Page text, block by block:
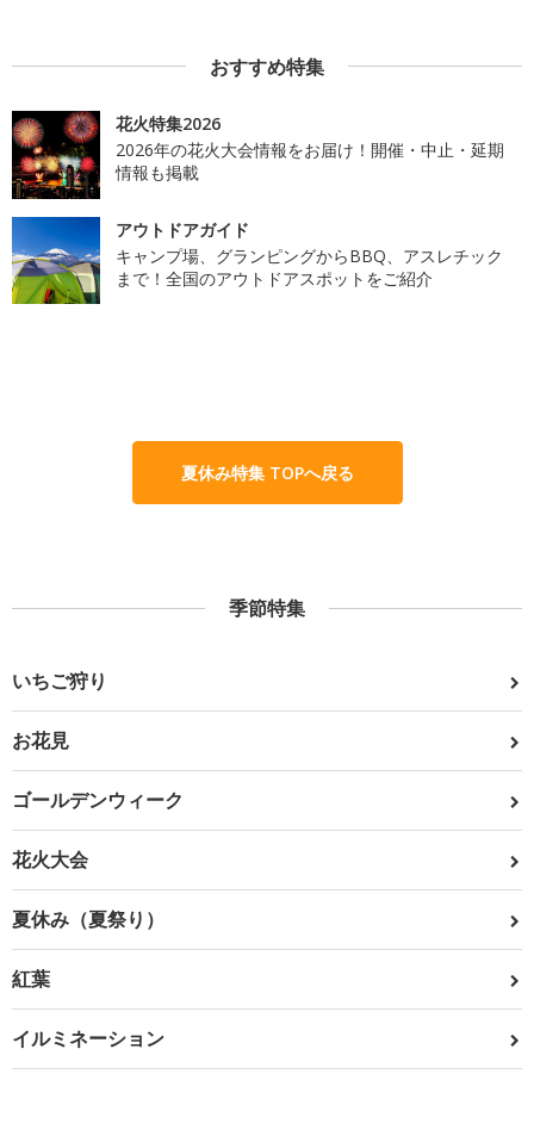
おすすめ特集
花火特集2026
2026年の花火大会情報をお届け！開催・中止・延期
情報も掲載
アウトドアガイド
キャンプ場、グランピングからBBQ、アスレチック
まで！全国のアウトドアスポットをご紹介
夏休み特集 TOPへ戻る
季節特集
いちご狩り
お花見
ゴールデンウィーク
花火大会
夏休み（夏祭り）
紅葉
イルミネーション